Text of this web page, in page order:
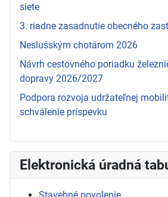
siete
3. riadne zasadnutie obecného
Neslušským chotárom 2026
Návrh cestovného poriadku
dopravy 2026/2027
Podpora rozvoja udržateľnej
schválenie príspevku
Elektronická úradná
Stavebné povolenie